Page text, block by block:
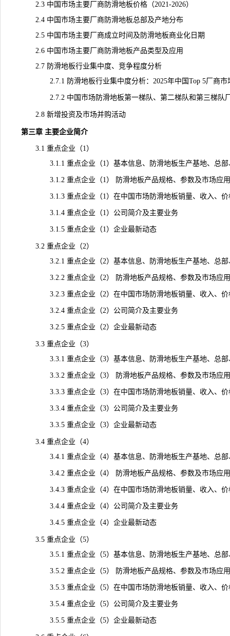
2.3 中国市场主要厂商防滑地板价格（2021-2026）
2.4 中国市场主要厂商防滑地板总部及产地分布
2.5 中国市场主要厂商成立时间及防滑地板商业化日期
2.6 中国市场主要厂商防滑地板产品类型及应用
2.7 防滑地板行业集中度、竞争程度分析
2.7.1 防滑地板行业集中度分析：2025年中国Top 5厂商市
2.7.2 中国市场防滑地板第一梯队、第二梯队和第三梯队厂
2.8 新增投资及市场并购活动
第三章 主要企业简介
3.1 重点企业（1）
3.1.1 重点企业（1）基本信息、防滑地板生产基地、总部
3.1.2 重点企业（1） 防滑地板产品规格、参数及市场应用
3.1.3 重点企业（1）在中国市场防滑地板销量、收入、价格
3.1.4 重点企业（1）公司简介及主要业务
3.1.5 重点企业（1）企业最新动态
3.2 重点企业（2）
3.2.1 重点企业（2）基本信息、防滑地板生产基地、总部
3.2.2 重点企业（2） 防滑地板产品规格、参数及市场应用
3.2.3 重点企业（2）在中国市场防滑地板销量、收入、价格
3.2.4 重点企业（2）公司简介及主要业务
3.2.5 重点企业（2）企业最新动态
3.3 重点企业（3）
3.3.1 重点企业（3）基本信息、防滑地板生产基地、总部
3.3.2 重点企业（3） 防滑地板产品规格、参数及市场应用
3.3.3 重点企业（3）在中国市场防滑地板销量、收入、价格
3.3.4 重点企业（3）公司简介及主要业务
3.3.5 重点企业（3）企业最新动态
3.4 重点企业（4）
3.4.1 重点企业（4）基本信息、防滑地板生产基地、总部
3.4.2 重点企业（4） 防滑地板产品规格、参数及市场应用
3.4.3 重点企业（4）在中国市场防滑地板销量、收入、价格
3.4.4 重点企业（4）公司简介及主要业务
3.4.5 重点企业（4）企业最新动态
3.5 重点企业（5）
3.5.1 重点企业（5）基本信息、防滑地板生产基地、总部
3.5.2 重点企业（5） 防滑地板产品规格、参数及市场应用
3.5.3 重点企业（5）在中国市场防滑地板销量、收入、价格
3.5.4 重点企业（5）公司简介及主要业务
3.5.5 重点企业（5）企业最新动态